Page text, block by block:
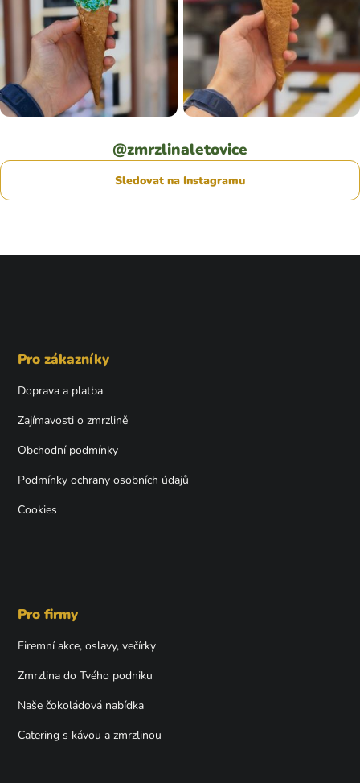
@zmrzlinaletovice
Sledovat na Instagramu
Pro zákazníky
Doprava a platba
Zajímavosti o zmrzlině
Obchodní podmínky
Podmínky ochrany osobních údajů
Cookies
Pro firmy
Firemní akce, oslavy, večírky
Zmrzlina do Tvého podniku
Naše čokoládová nabídka
Catering s kávou a zmrzlinou